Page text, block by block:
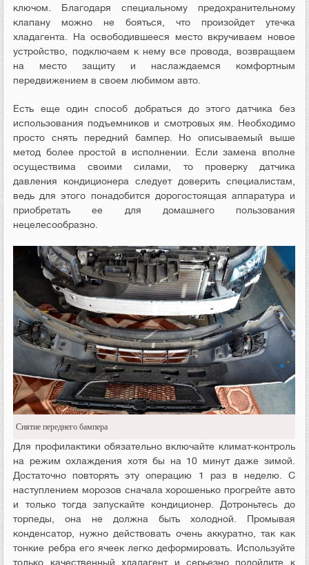
ключом. Благодаря специальному предохранительному
клапану можно не бояться, что произойдет утечка
хладагента. На освободившееся место вкручиваем новое
устройство, подключаем к нему все провода, возвращаем
на место защиту и наслаждаемся комфортным
передвижением в своем любимом авто.
Есть еще один способ добраться до этого датчика без
использования подъемников и смотровых ям. Необходимо
просто снять передний бампер. Но описываемый выше
метод более простой в исполнении. Если замена вполне
осуществима своими силами, то проверку датчика
давления кондиционера следует доверить специалистам,
ведь для этого понадобится дорогостоящая аппаратура и
приобретать ее для домашнего пользования
нецелесообразно.
Снятие переднего бампера
Для профилактики обязательно включайте климат-контроль
на режим охлаждения хотя бы на 10 минут даже зимой.
Достаточно повторять эту операцию 1 раз в неделю. С
наступлением морозов сначала хорошенько прогрейте авто
и только тогда запускайте кондиционер. Дотроньтесь до
торпеды, она не должна быть холодной. Промывая
конденсатор, нужно действовать очень аккуратно, так как
тонкие ребра его ячеек легко деформировать. Используйте
только качественный хладагент и серьезно подойдите к